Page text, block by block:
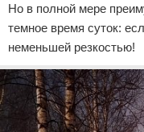
Но в полной мере
темное время суток:
неменьшей резкостью!